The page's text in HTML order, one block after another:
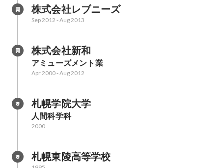
株式会社レブニーズ
Sep 2012 -Aug 2013
株式会社新和
アミューズメント業
Apr 2000-Aug 2012
札幌学院大学
人間科学科
2000
札幌東陵高等学校